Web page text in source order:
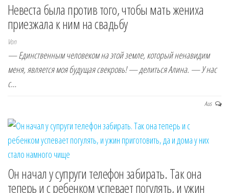
Невеста была против того, чтобы мать жениха
приезжала к ним на свадьбу
Von
— Единственным человеком на этой земле, который ненавидим
меня, является моя будущая свекровь! — делиться Алина. — У нас
с…
Aus
Он начал у супруги телефон забирать. Так она
теперь и с ребенком успевает погулять, и ужин